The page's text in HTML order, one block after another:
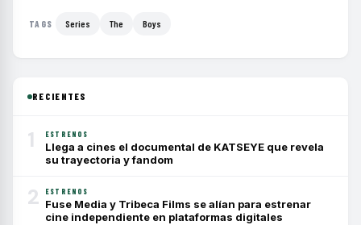
TAGS Series The Boys
RECIENTES
1 ESTRENOS
Llega a cines el documental de KATSEYE que revela
su trayectoria y fandom
2 ESTRENOS
Fuse Media y Tribeca Films se alían para estrenar
cine independiente en plataformas digitales